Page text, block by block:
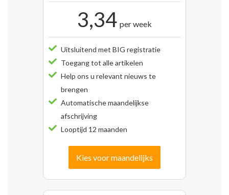
3,34 per week
Uitsluitend met BIG registratie
Toegang tot alle artikelen
Help ons u relevant nieuws te
brengen
Automatische maandelijkse
afschrijving
Looptijd 12 maanden
Kies voor maandelijks